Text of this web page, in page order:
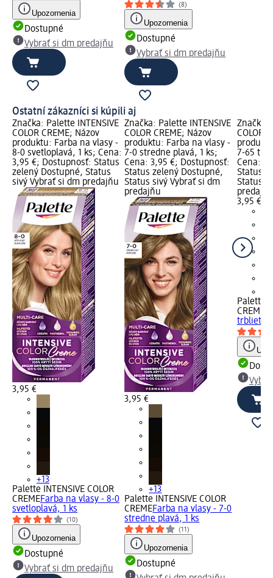
Upozornenia
Dostupné
Vybrať si dm predajňu
(8)
Upozornenia
Dostupné
Vybrať si dm predajňu
Ostatní zákazníci si kúpili aj
Značka: Palette INTENSIVE
COLOR CREME; Názov
produktu: Farba na vlasy -
8-0 svetloplavá, 1 ks; Cena:
3,95 €; Dostupnosť: Status
zelený Dostupné, Status
sivý Vybrať si dm predajňu
3,95 €
+13
Palette INTENSIVE COLOR
CREMEFarba na vlasy - 8-0
svetloplavá, 1 ks
(10)
Upozornenia
Dostupné
Vybrať si dm predajňu
Značka: Palette INTENSIVE
COLOR CREME; Názov
produktu: Farba na vlasy -
7-0 stredne plavá, 1 ks;
Cena: 3,95 €; Dostupnosť:
Status zelený Dostupné,
Status sivý Vybrať si dm
predajňu
3,95 €
+13
Palette INTENSIVE COLOR
CREMEFarba na vlasy - 7-0
stredne plavá, 1 ks
(11)
Upozornenia
Dostupné
Značka:
COLOR
7-65
Cena:
Status
Status
predajňu
3,95 €
Palette
CREME